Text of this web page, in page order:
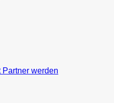
Partner werden